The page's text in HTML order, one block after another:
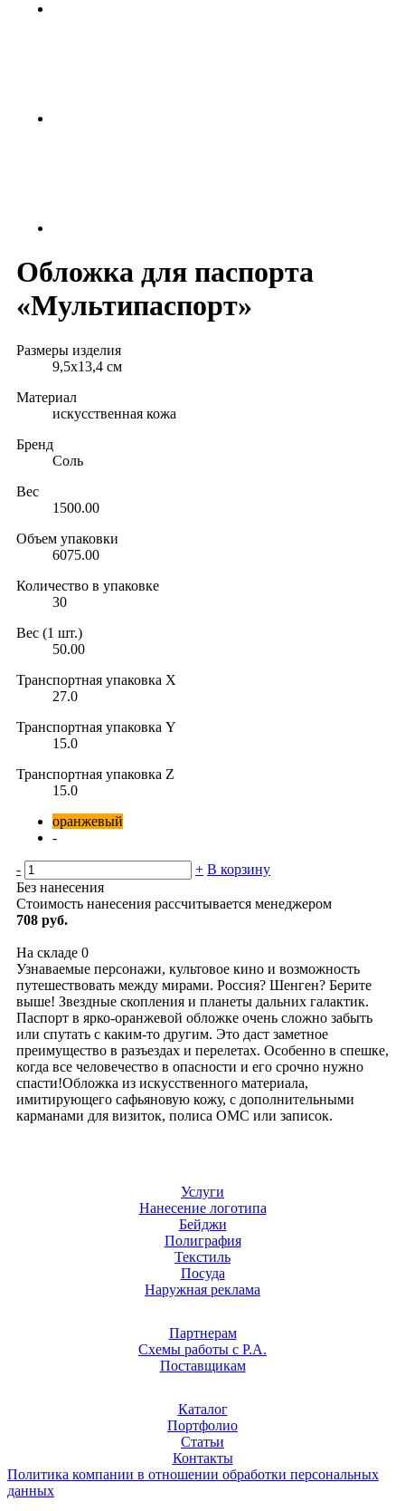
Обложка для паспорта
«Мультипаспорт»
Размеры изделия
9,5х13,4 см
Материал
искусственная кожа
Бренд
Соль
Вес
1500.00
Объем упаковки
6075.00
Количество в упаковке
30
Вес (1 шт.)
50.00
Транспортная упаковка X
27.0
Транспортная упаковка Y
15.0
Транспортная упаковка Z
15.0
оранжевый
-
- + В корзину
Без нанесения
Стоимость нанесения рассчитывается менеджером
708 руб.
На складе 0
Узнаваемые персонажи, культовое кино и возможность
путешествовать между мирами. Россия? Шенген? Берите
выше! Звездные скопления и планеты дальних галактик.
Паспорт в ярко-оранжевой обложке очень сложно забыть
или спутать с каким-то другим. Это даст заметное
преимущество в разъездах и перелетах. Особенно в спешке,
когда все человечество в опасности и его срочно нужно
спасти!Обложка из искусственного материала,
имитирующего сафьяновую кожу, с дополнительными
карманами для визиток, полиса ОМС или записок.
Услуги
Нанесение логотипа
Бейджи
Полиграфия
Текстиль
Посуда
Наружная реклама
Партнерам
Схемы работы с Р.А.
Поставщикам
Каталог
Портфолио
Статьи
Контакты
Политика компании в отношении обработки персональных
данных